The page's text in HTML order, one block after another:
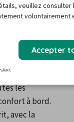
vacances
ou grosse
faire votre
sur
les
à bord.
avec la
veuillez consulter
volontairement
Accepter